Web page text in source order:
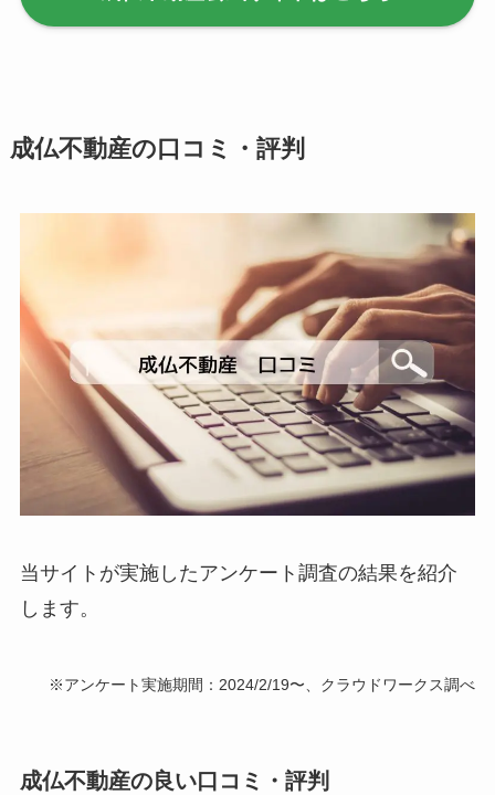
成仏不動産の口コミ・評判
当サイトが実施したアンケート調査の結果を紹介
します。
※アンケート実施期間：2024/2/19〜、クラウドワークス調べ
成仏不動産の良い口コミ・評判